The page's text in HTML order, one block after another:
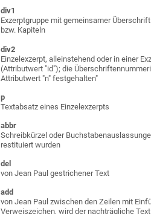
div1
Exzerptgruppe mit gemeinsamer
bzw. Kapiteln
div2
Einzelexzerpt, alleinstehend oder in einer
(Attributwert "id"); die
Attributwert "n" festgehalten"
p
Textabsatz eines Einzelexzerpts
abbr
Schreibkürzel oder
restituiert wurden
del
von Jean Paul gestrichener Text
add
von Jean Paul zwischen den Zeilen mit
Verweiszeichen, wird der nachträgliche